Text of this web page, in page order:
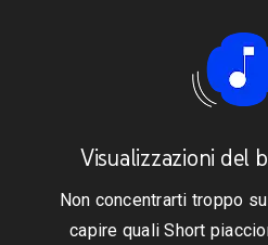
Visualizzazioni del
Non concentrarti troppo
capire quali Short